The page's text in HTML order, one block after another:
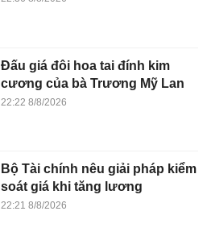
Đấu giá đôi hoa tai đính kim
cương của bà Trương Mỹ Lan
22:22 8/8/2026
Bộ Tài chính nêu giải pháp kiểm
soát giá khi tăng lương
22:21 8/8/2026